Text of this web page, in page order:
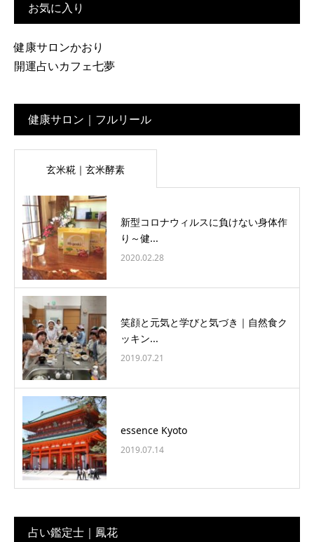
お気に入り
健康サロンかおり
開運占いカフェ七夢
健康サロン｜フルリール
玄米糀｜玄米酵素
新型コロナウィルスに負けない身体作
り～健...
2020.02.28
笑顔と元気と学びと気づき｜自然食ク
ッキン...
2019.07.21
essence Kyoto
2019.07.14
占い鑑定士｜鳳花